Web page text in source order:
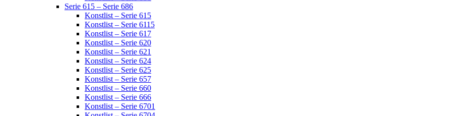
Serie 615 – Serie 686
Konstlist – Serie 615
Konstlist – Serie 6115
Konstlist – Serie 617
Konstlist – Serie 620
Konstlist – Serie 621
Konstlist – Serie 624
Konstlist – Serie 625
Konstlist – Serie 657
Konstlist – Serie 660
Konstlist – Serie 666
Konstlist – Serie 6701